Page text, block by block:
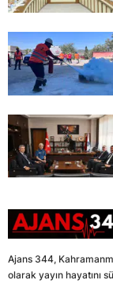
Ajans 344,
olarak yayın hayatını